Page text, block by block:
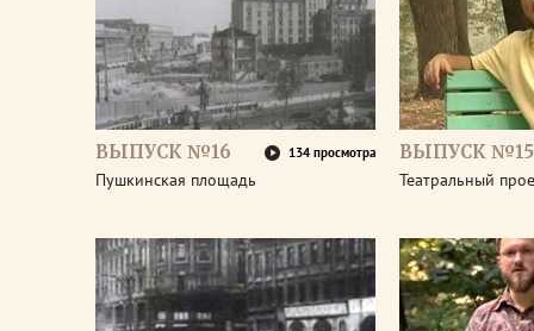
ВЫПУСК №16 134 просмотра
Пушкинская площадь
ВЫПУСК №15
Театральный